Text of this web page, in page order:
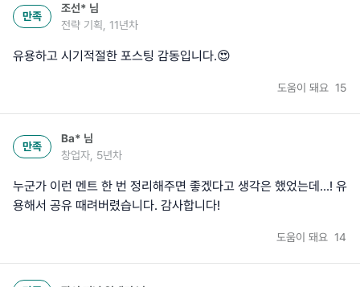
만족
조선* 님
전략 기획, 11년차
유용하고 시기적절한 포스팅 감동입니다.😍
도움이 돼요 15
만족
Ba* 님
창업자, 5년차
누군가 이런 멘트 한 번 정리해주면 좋겠다고 생각은 했었는데...! 유
용해서 공유 때려버렸습니다. 감사합니다!
도움이 돼요 14